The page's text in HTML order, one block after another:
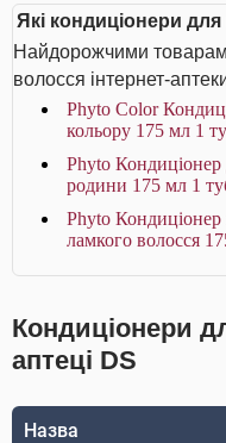
Які кондиціонери
Найдорожчими
волосся інтернет-
Phyto Color
кольору 175 мл 1
Phyto Кондиціонер
родини 175 мл 1
Phyto
ламкого волосся
Кондиціонери
аптеці DS
Назва